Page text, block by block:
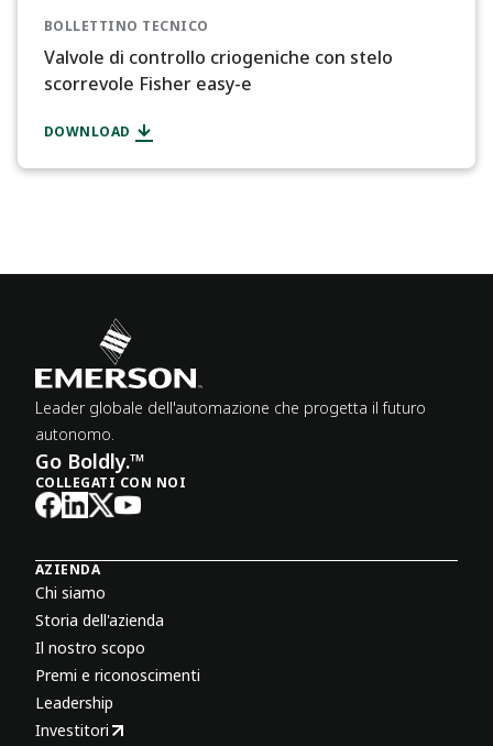
BOLLETTINO TECNICO
Valvole di controllo criogeniche con stelo
scorrevole Fisher easy-e
DOWNLOAD
Leader globale dell'automazione che progetta il futuro
autonomo.
Go Boldly.™
COLLEGATI CON NOI
AZIENDA
Chi siamo
Storia dell'azienda
Il nostro scopo
Premi e riconoscimenti
Leadership
Investitori